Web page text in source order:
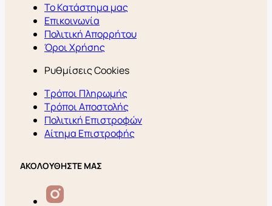
Το Κατάστημα μας
Επικοινωνία
Πολιτική Απορρήτου
Όροι Χρήσης
Ρυθμίσεις Cookies
Τρόποι Πληρωμής
Τρόποι Αποστολής
Πολιτική Επιστροφών
Αίτημα Επιστροφής
ΑΚΟΛΟΥΘΗΣΤΕ ΜΑΣ